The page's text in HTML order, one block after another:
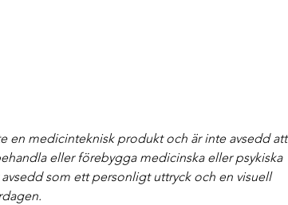
en medicinteknisk produkt och är inte avsedd att
eller förebygga medicinska eller psykiska
som ett personligt uttryck och en visuell